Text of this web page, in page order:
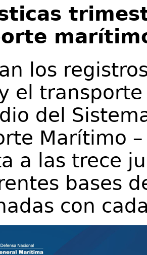
los
el
del
Marítimo
a las trece
bases
con